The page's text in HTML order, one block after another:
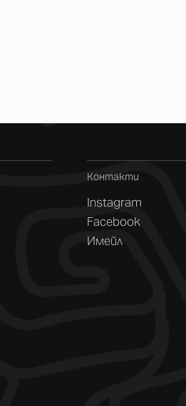
Контакти
Instagram
Facebook
Имейл